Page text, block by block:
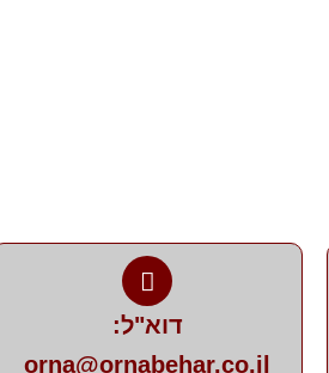
דוא"ל:
orna@ornabehar.co.il